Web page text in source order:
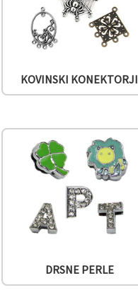
KOVINSKI KONEKTORJI
DRSNE PERLE